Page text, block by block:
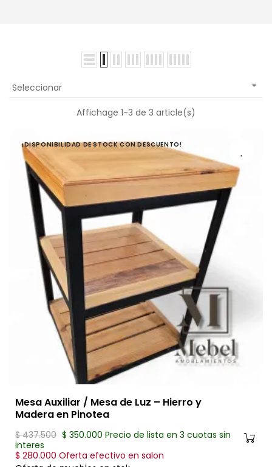
Seleccionar 
Affichage 1-3 de 3 article(s)
¡DISPONIBILIDAD DE STOCK CON DESCUENTO!
Mesa Auxiliar / Mesa de Luz – Hierro y
Madera en Pinotea
$ 437.500 $ 350.000 Precio de lista en 3 cuotas sin
interes
$ 280.000 Oferta efectivo en salon